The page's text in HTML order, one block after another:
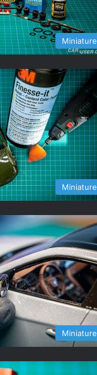
Miniature
Miniature
Miniature